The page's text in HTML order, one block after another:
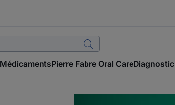
MédicamentsPierre Fabre Oral CareDiagnostic